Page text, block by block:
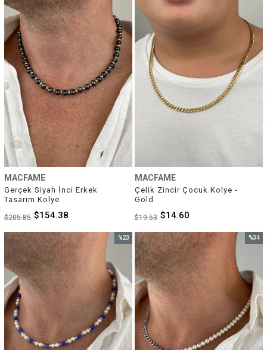
MACFAME
Gerçek Siyah İnci Erkek
Tasarım Kolye
$154.38
$205.85
%25İndirim
MACFAME
Çelik Zincir Çocuk Kolye -
Gold
$14.60
$19.53
%23
%23İndirim
%34